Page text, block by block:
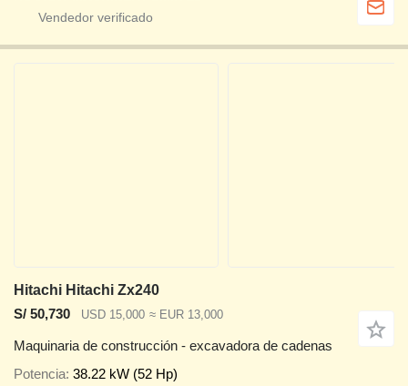
Hitachi Hitachi Zx240
S/ 50,730
USD 15,000 ≈ EUR 13,000
Maquinaria de construcción - excavadora de cadenas
Potencia 38.22 kW (52 Hp)